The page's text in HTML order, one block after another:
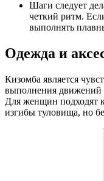
Шаги следует
четкий ритм.
выполнять
Одежда и
Кизомба является
выполнения движений
Для женщин подходят
изгибы туловища, но